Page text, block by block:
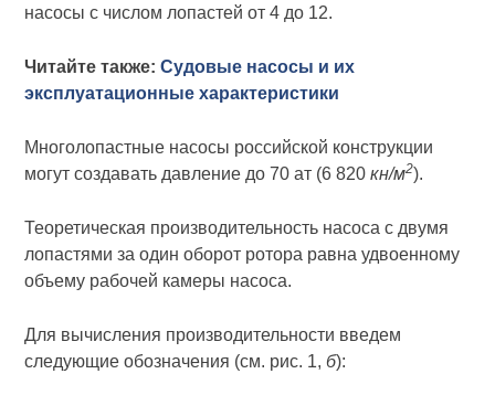
насосы с числом лопастей от 4 до 12.
Читайте также:Судовые насосы и их
эксплуатационные характеристики
Многолопастные насосы российской конструкции
могут создавать давление до 70 ат (6 820кн/м2).
Теоретическая производительность насоса с двумя
лопастями за один оборот ротора равна удвоенному
объему рабочей камеры насоса.
Для вычисления производительности введем
следующие обозначения (см. рис. 1,б):